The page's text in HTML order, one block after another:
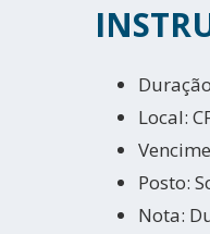
Local:
Posto:
Nota: